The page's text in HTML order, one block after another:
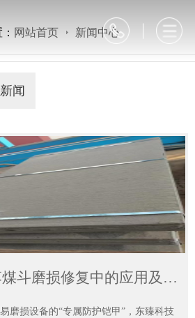
网站首页 新闻中心
闻
堆焊耐磨板在落煤斗磨损修复中的应用及性能评价
磨损设备的“专属防护铠甲”，东臻科技